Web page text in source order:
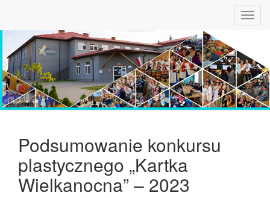
Podsumowanie konkursu
plastycznego „Kartka
Wielkanocna” – 2023